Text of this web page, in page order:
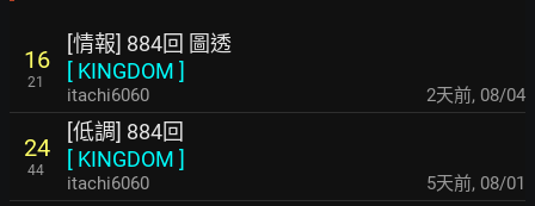
16
21
[情報] 884回 圖透
[ KINGDOM ]
itachi6060 2天前, 08/04
24
44
[低調] 884回
[ KINGDOM ]
itachi6060 5天前, 08/01